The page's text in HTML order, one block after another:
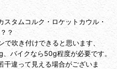
タムコルク・ロケットカウル・
？
で吹き付けできると思います、
バイクなら50g程度が必要です。
違って見える場合がございま